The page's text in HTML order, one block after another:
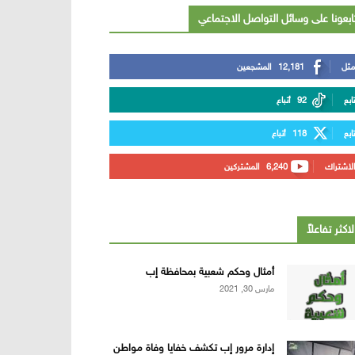
على وسائل التواصل الاجتماعي
12,181 المشجعين مثل
92 أتباع تابع
118 أتباع تابع
6,240 المشتركين الاشتراك
تفاعلاً
أمثال وحكم شعبية بمحافظة إب
مارس 30, 2021
إدارة مرور إب تكشف خفايا وفاة مواطن